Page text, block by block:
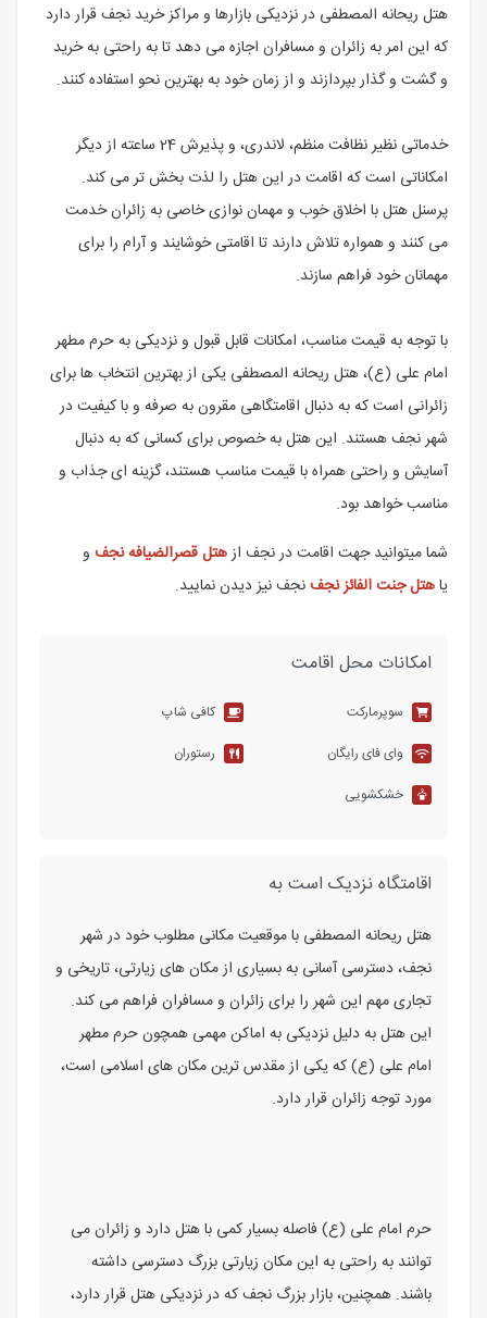
هتل ریحانه المصطفی در نزدیکی بازارها و مراکز خرید نجف قرار دارد
که این امر به زائران و مسافران اجازه می دهد تا به راحتی به خرید
و گشت و گذار بپردازند و از زمان خود به بهترین نحو استفاده کنند.
خدماتی نظیر نظافت منظم، لاندری، و پذیرش 24 ساعته از دیگر
امکاناتی است که اقامت در این هتل را لذت بخش تر می کند.
پرسنل هتل با اخلاق خوب و مهمان نوازی خاصی به زائران خدمت
می کنند و همواره تلاش دارند تا اقامتی خوشایند و آرام را برای
مهمانان خود فراهم سازند.
با توجه به قیمت مناسب، امکانات قابل قبول و نزدیکی به حرم مطهر
امام علی (ع)، هتل ریحانه المصطفی یکی از بهترین انتخاب ها برای
زائرانی است که به دنبال اقامتگاهی مقرون به صرفه و با کیفیت در
شهر نجف هستند. این هتل به خصوص برای کسانی که به دنبال
آسایش و راحتی همراه با قیمت مناسب هستند، گزینه ای جذاب و
مناسب خواهد بود.
شما میتوانید جهت اقامت در نجف ازهتل قصرالضیافه نجف و
یاهتل جنت الفائز نجفنجف نیز دیدن نمایید.
امکانات محل اقامت
سوپرمارکت
کافی شاپ
وای فای رایگان
رستوران
خشکشویی
اقامتگاه نزدیک است به
هتل ریحانه المصطفی با موقعیت مکانی مطلوب خود در شهر
نجف، دسترسی آسانی به بسیاری از مکان های زیارتی، تاریخی و
تجاری مهم این شهر را برای زائران و مسافران فراهم می کند.
این هتل به دلیل نزدیکی به اماکن مهمی همچون حرم مطهر
امام علی (ع) که یکی از مقدس ترین مکان های اسلامی است،
مورد توجه زائران قرار دارد.
حرم امام علی (ع) فاصله بسیار کمی با هتل دارد و زائران می
توانند به راحتی به این مکان زیارتی بزرگ دسترسی داشته
باشند. همچنین، بازار بزرگ نجف که در نزدیکی هتل قرار دارد،